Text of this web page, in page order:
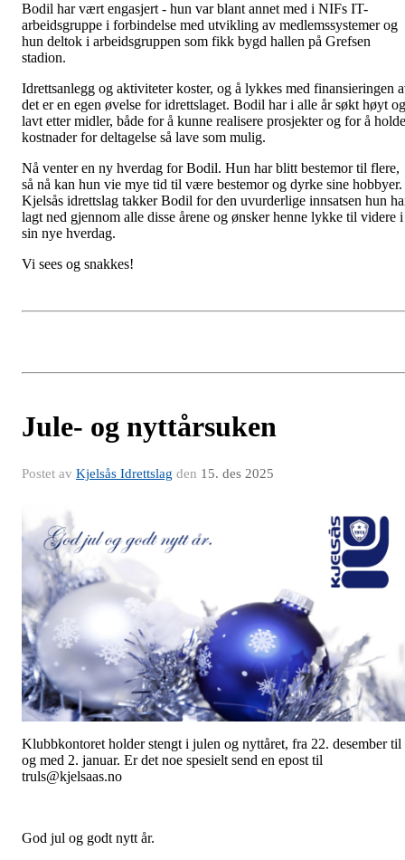
Bodil har vært engasjert - hun var blant annet med i NIFs IT-
arbeidsgruppe i forbindelse med utvikling av medlemssystemer og
hun deltok i arbeidsgruppen som fikk bygd hallen på Grefsen
stadion.
Idrettsanlegg og aktiviteter koster, og å lykkes med finansieringen
det er en egen øvelse for idrettslaget. Bodil har i alle år søkt høyt og
lavt etter midler, både for å kunne realisere prosjekter og for å holde
kostnader for deltagelse så lave som mulig.
Nå venter en ny hverdag for Bodil. Hun har blitt bestemor til flere,
så nå kan hun vie mye tid til være bestemor og dyrke sine hobbyer.
Kjelsås idrettslag takker Bodil for den uvurderlige innsatsen hun
lagt ned gjennom alle disse årene og ønsker henne lykke til videre i
sin nye hverdag.
Vi sees og snakkes!
Jule- og nyttårsuken
Postet av Kjelsås Idrettslag den 15. des 2025
Klubbkontoret holder stengt i julen og nyttåret, fra 22. desember til
og med 2. januar. Er det noe spesielt send en epost til
truls@kjelsaas.no
God jul og godt nytt år.